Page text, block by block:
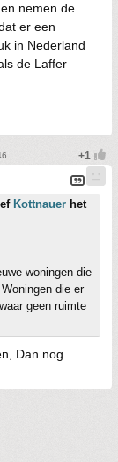
nemen de
er een
in Nederland
de Laffer
Kottnauer het
woningen die
die er
geen ruimte
Dan nog